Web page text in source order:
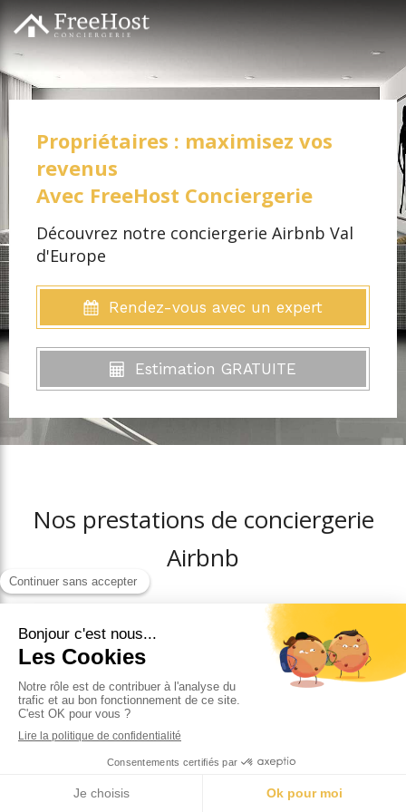
Propriétaires : maximisez vos
revenus
Avec FreeHost Conciergerie
Découvrez notre conciergerie Airbnb Val
d'Europe
Rendez-vous avec un expert
Estimation GRATUITE
Nos prestations de conciergerie
Airbnb